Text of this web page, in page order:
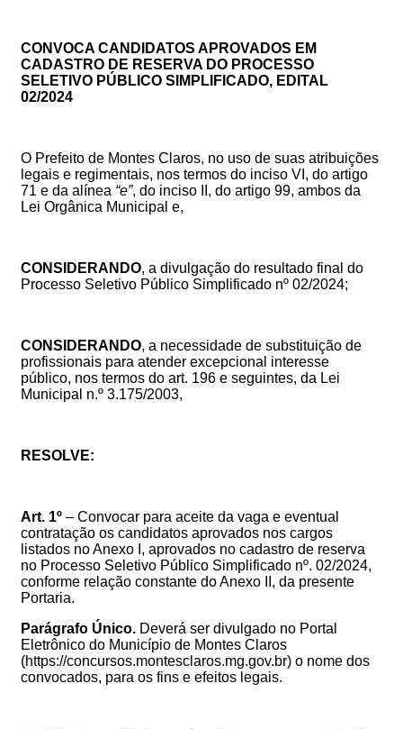
CONVOCA CANDIDATOS APROVADOS EM
CADASTRO DE RESERVA DO PROCESSO
SELETIVO PÚBLICO SIMPLIFICADO, EDITAL
02/2024
O Prefeito de Montes Claros, no uso de suas atribuições
legais e regimentais, nos termos do inciso VI, do artigo
71 e da alínea “e”, do inciso II, do artigo 99, ambos da
Lei Orgânica Municipal e,
CONSIDERANDO, a divulgação do resultado final do
Processo Seletivo Público Simplificado nº 02/2024;
CONSIDERANDO, a necessidade de substituição de
profissionais para atender excepcional interesse
público, nos termos do art. 196 e seguintes, da Lei
Municipal n.º 3.175/2003,
RESOLVE:
Art. 1º – Convocar para aceite da vaga e eventual
contratação os candidatos aprovados nos cargos
listados no Anexo I, aprovados no cadastro de reserva
no Processo Seletivo Público Simplificado nº. 02/2024,
conforme relação constante do Anexo II, da presente
Portaria.
Parágrafo Único. Deverá ser divulgado no Portal
Eletrônico do Município de Montes Claros
(https://concursos.montesclaros.mg.gov.br) o nome dos
convocados, para os fins e efeitos legais.